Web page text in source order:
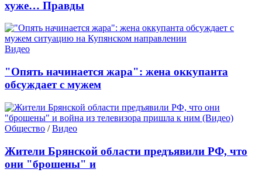
хуже… Правды
Видео
"Опять начинается жара": жена оккупанта
обсуждает с мужем
Общество /Видео
Жители Брянской области предъявили РФ, что
они "брошены" и